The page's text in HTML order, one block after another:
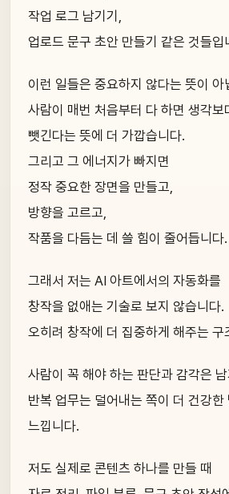
작업 로그 남기기,
업로드 문구 초안 만들기 같은 것들입
이런 일들은 중요하지 않다는 뜻이 아
사람이 매번 처음부터 다 하면 생각보
뺏긴다는 뜻에 더 가깝습니다.
그리고 그 에너지가 빠지면
정작 중요한 장면을 만들고,
방향을 고르고,
작품을 다듬는 데 쓸 힘이 줄어듭니다.
그래서 저는 AI 아트에서의 자동화를
창작을 없애는 기술로 보지 않습니다.
오히려 창작에 더 집중하게 해주는 구
사람이 꼭 해야 하는 판단과 감각은 남
반복 업무는 덜어내는 쪽이 더 건강한
느낍니다.
저도 실제로 콘텐츠 하나를 만들 때